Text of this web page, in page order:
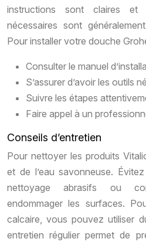
instructions sont claires et
nécessaires sont
Pour installer votre douche
Consulter le manuel
S’assurer d’avoir les outils
Suivre les étapes
Faire appel à un
Conseils d’entretien
Pour nettoyer les produits
et de l’eau savonneuse.
nettoyage abrasifs ou
endommager les surfaces.
calcaire, vous pouvez utiliser
entretien régulier permet de